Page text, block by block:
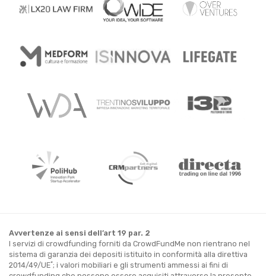
Avvertenze ai sensi dell’art 19 par. 2
I servizi di crowdfunding forniti da CrowdFundMe non rientrano nel
sistema di garanzia dei depositi istituito in conformità alla direttiva
2014/49/UE*; i valori mobiliari e gli strumenti ammessi ai fini di